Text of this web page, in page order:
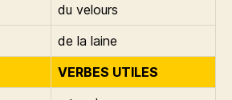
du velours
de la laine
VERBES UTILES